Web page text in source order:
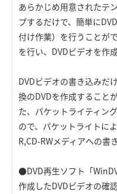
あらかじめ用意されたテ
プするだけで、簡単に
付け作業）を行うことが
を行い、DVDビデオを作
DVDビデオの書き込みだ
換のDVDを作成すること
た、パケットライティン
ので、パケットライトに
R,CD-RWメディアへの書
●DVD再生ソフト「
作成したDVDビデオの確